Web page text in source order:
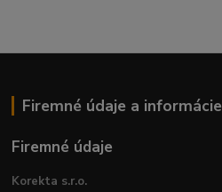
Firemné údaje a informácie
Firemné údaje
Korekta s.r.o.